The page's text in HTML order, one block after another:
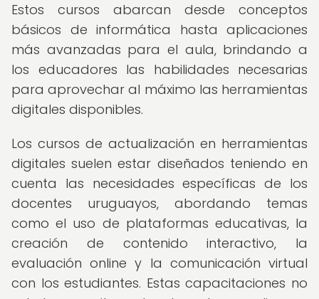
Estos cursos abarcan desde conceptos
básicos de informática hasta aplicaciones
más avanzadas para el aula, brindando a
los educadores las habilidades necesarias
para aprovechar al máximo las herramientas
digitales disponibles.
Los cursos de actualización en herramientas
digitales suelen estar diseñados teniendo en
cuenta las necesidades específicas de los
docentes uruguayos, abordando temas
como el uso de plataformas educativas, la
creación de contenido interactivo, la
evaluación online y la comunicación virtual
con los estudiantes. Estas capacitaciones no